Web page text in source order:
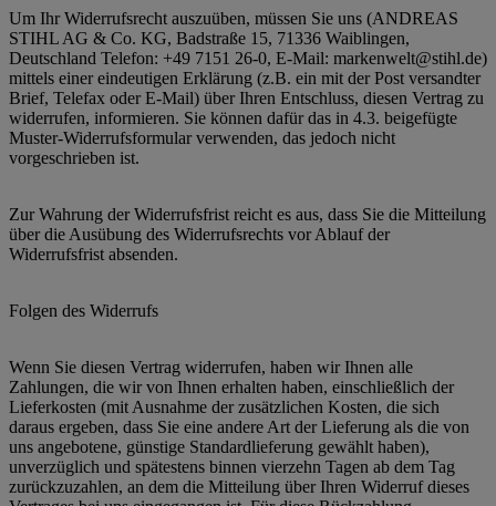
Um Ihr Widerrufsrecht auszuüben, müssen Sie uns (ANDREAS
STIHL AG & Co. KG, Badstraße 15, 71336 Waiblingen,
Deutschland Telefon: +49 7151 26-0, E-Mail: markenwelt@stihl.de)
mittels einer eindeutigen Erklärung (z.B. ein mit der Post versandter
Brief, Telefax oder E-Mail) über Ihren Entschluss, diesen Vertrag zu
widerrufen, informieren. Sie können dafür das in 4.3. beigefügte
Muster-Widerrufsformular verwenden, das jedoch nicht
vorgeschrieben ist.
Zur Wahrung der Widerrufsfrist reicht es aus, dass Sie die Mitteilung
über die Ausübung des Widerrufsrechts vor Ablauf der
Widerrufsfrist absenden.
Folgen des Widerrufs
Wenn Sie diesen Vertrag widerrufen, haben wir Ihnen alle
Zahlungen, die wir von Ihnen erhalten haben, einschließlich der
Lieferkosten (mit Ausnahme der zusätzlichen Kosten, die sich
daraus ergeben, dass Sie eine andere Art der Lieferung als die von
uns angebotene, günstige Standardlieferung gewählt haben),
unverzüglich und spätestens binnen vierzehn Tagen ab dem Tag
zurückzuzahlen, an dem die Mitteilung über Ihren Widerruf dieses